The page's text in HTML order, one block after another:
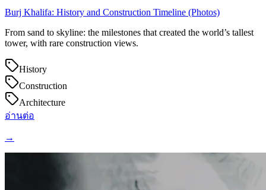
Burj Khalifa: History and Construction Timeline (Photos)
From sand to skyline: the milestones that created the world’s tallest
tower, with rare construction views.
History
Construction
Architecture
อ่านต่อ
→